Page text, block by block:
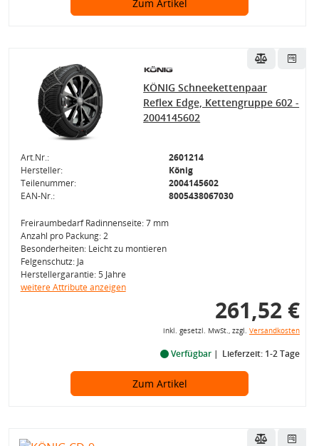
Zum Artikel
KÖNIG Schneekettenpaar
Reflex Edge, Kettengruppe 602 -
2004145602
Art.Nr.:
2601214
Hersteller:
König
Teilenummer:
2004145602
EAN-Nr.:
8005438067030
Freiraumbedarf Radinnenseite: 7 mm
Anzahl pro Packung: 2
Besonderheiten: Leicht zu montieren
Felgenschutz: Ja
Herstellergarantie: 5 Jahre
weitere Attribute anzeigen
261,52 €
inkl. gesetzl. MwSt., zzgl. Versandkosten
Verfügbar Lieferzeit: 1-2 Tage
Zum Artikel